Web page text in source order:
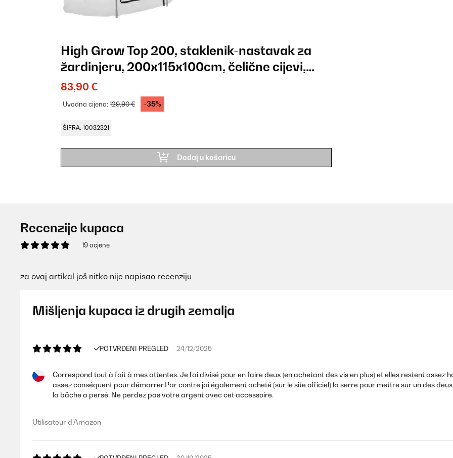
High Grow Top 200, staklenik-nastavak za
žardinjeru, 200x115x100cm, čelične cijevi,
PVC
83,90 €
Uvodna cijena:129,90 € -35%
ŠIFRA: 10032321
Dodaj u košaricu
Recenzije kupaca
19 ocjene
za ovaj artikal još nitko nije napisao recenziju
Mišljenja kupaca iz drugih zemalja
POTVRĐENI PREGLED 24/12/2025
Correspond tout à fait à mes attentes. Je l’ai divisé pour en faire deux (en achetant des vis en plus) et elles restent
assez conséquent pour démarrer.Par contre jai également acheté (sur le site officiel) la serre pour mettre sur un des
la bâche a persé. Ne perdez pas votre argent avec cet accessoire.
Utilisateur d'Amazon